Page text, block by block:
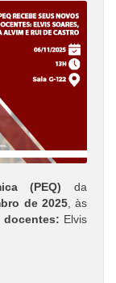
(PEQ) da
de 2025, às
Elvis